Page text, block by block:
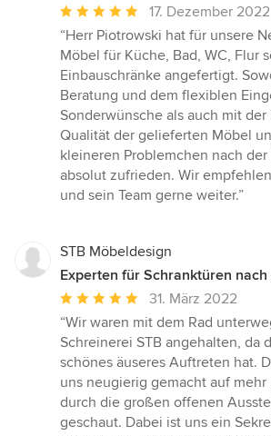
Durchschnittliche
Bewertung:
5
von
5
Sternen
17. Dezember 2022
“Herr Piotrowski hat für unsere
Möbel für Küche, Bad, WC, Flur
Einbauschränke angefertigt.
Beratung und dem flexiblen
Sonderwünsche als auch mit
Qualität der gelieferten Möbel
kleineren Problemchen nach
absolut zufrieden. Wir
und sein Team gerne weiter.”
STB Möbeldesign
Experten für Schranktüren
Durchschnittliche
Bewertung:
5
von
5
Sternen
31. März 2022
“Wir waren mit dem Rad
Schreinerei STB angehalten, da
schönes äuseres Auftreten hat.
uns neugierig gemacht auf
durch die großen offenen
geschaut. Dabei ist uns ein